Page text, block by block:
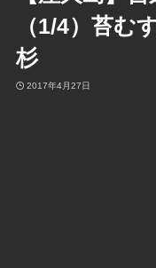
（1/4）苔む
杉
2017年4月27日